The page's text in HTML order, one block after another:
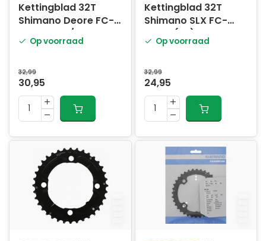
Kettingblad 32T
Shimano Deore FC-
M5100 - 10/11 speed
Op voorraad
32,99
30,95
Kettingblad 32T
Shimano SLX FC-
M670 (AE) 10 speed -
zilver
Op voorraad
32,99
24,95